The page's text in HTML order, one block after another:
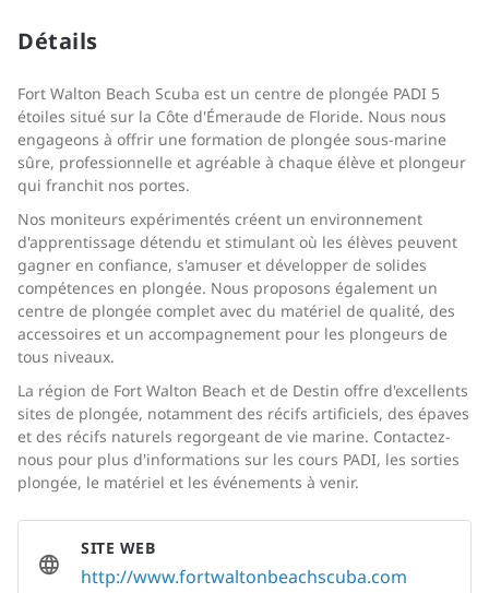
Détails
Fort Walton Beach Scuba est un centre de plongée PADI 5
étoiles situé sur la Côte d'Émeraude de Floride. Nous nous
engageons à offrir une formation de plongée sous-marine
sûre, professionnelle et agréable à chaque élève et plongeur
qui franchit nos portes.
Nos moniteurs expérimentés créent un environnement
d'apprentissage détendu et stimulant où les élèves peuvent
gagner en confiance, s'amuser et développer de solides
compétences en plongée. Nous proposons également un
centre de plongée complet avec du matériel de qualité, des
accessoires et un accompagnement pour les plongeurs de
tous niveaux.
La région de Fort Walton Beach et de Destin offre d'excellents
sites de plongée, notamment des récifs artificiels, des épaves
et des récifs naturels regorgeant de vie marine. Contactez-
nous pour plus d'informations sur les cours PADI, les sorties
plongée, le matériel et les événements à venir.
SITE WEB
http://www.fortwaltonbeachscuba.com